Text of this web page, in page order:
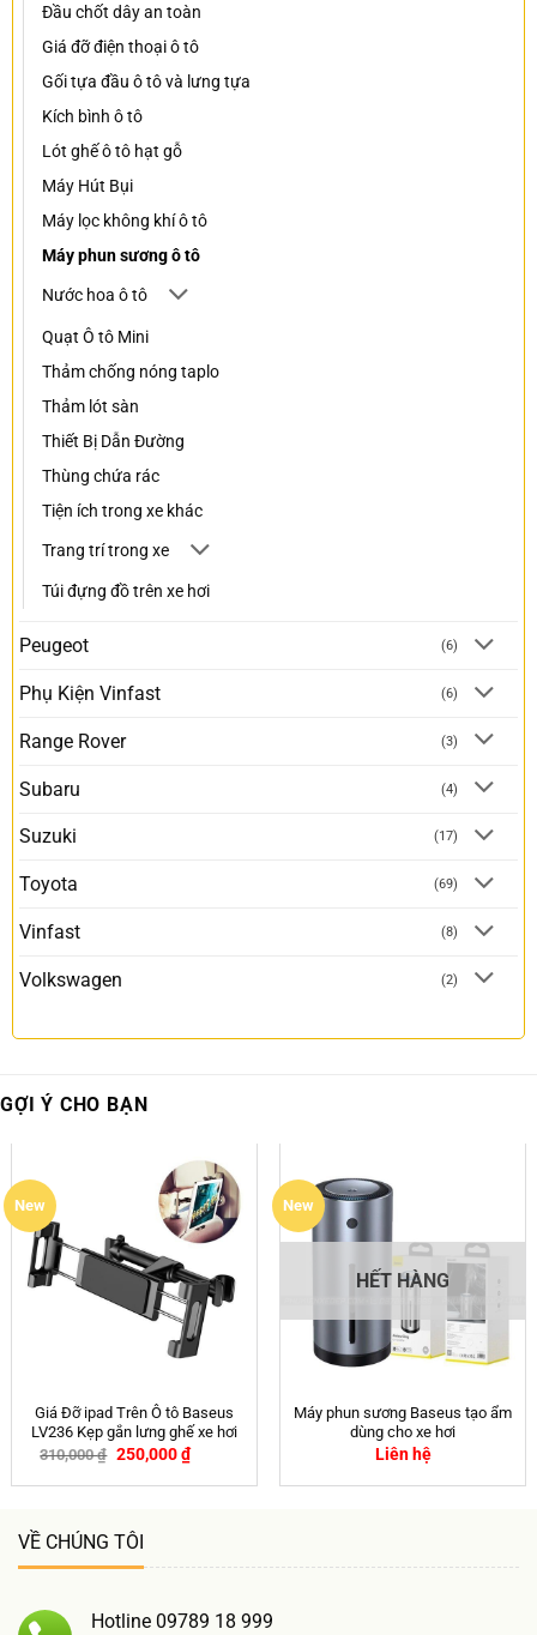
Đầu chốt dây an toàn
Giá đỡ điện thoại ô tô
Gối tựa đầu ô tô và lưng tựa
Kích bình ô tô
Lót ghế ô tô hạt gỗ
Máy Hút Bụi
Máy lọc không khí ô tô
Máy phun sương ô tô
Nước hoa ô tô
Quạt Ô tô Mini
Thảm chống nóng taplo
Thảm lót sàn
Thiết Bị Dẫn Đường
Thùng chứa rác
Tiện ích trong xe khác
Trang trí trong xe
Túi đựng đồ trên xe hơi
Peugeot (6)
Phụ Kiện Vinfast (6)
Range Rover (3)
Subaru (4)
Suzuki (17)
Toyota (69)
Vinfast (8)
Volkswagen (2)
GỢI Ý CHO BẠN
New
Giá Đỡ ipad Trên Ô tô Baseus
LV236 Kẹp gắn lưng ghế xe hơi
310,000₫ 250,000₫
New
HẾT HÀNG
Máy phun sương Baseus tạo ẩm
dùng cho xe hơi
Liên hệ
VỀ CHÚNG TÔI
Hotline 09789 18 999